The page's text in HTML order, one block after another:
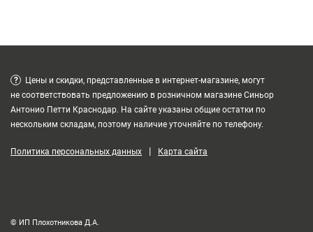
?
Цены и скидки, представленные в интернет-магазине, могут
не соответствовать предложению в розничном магазине Синьор
Антонио Петти Краснодар. На сайте указаны общие остатки по
нескольким складам, поэтому наличие уточняйте по телефону.
Политика персональных данных | Карта сайта
© ИП Плохотникова Д.А.